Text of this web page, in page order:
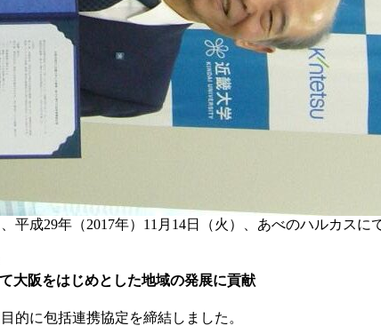
成29年（2017年）11月14日（火）、あべのハルカスに
大阪をはじめとした地域の発展に貢献
的に包括連携協定を締結しました。